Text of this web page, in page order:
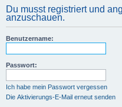
Du musst registriert und
anzuschauen.
Benutzername:
Passwort:
Ich habe mein Passwort vergessen
Die Aktivierungs-E-Mail erneut senden